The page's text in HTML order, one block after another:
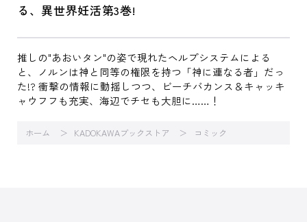
る、異世界妊活第3巻!
推しの"あおいタン"の姿で現れたヘルプシステムによる
と、ノルンは神と同等の権限を持つ「神に連なる者」だっ
た!? 衝撃の情報に動揺しつつ、ビーチバカンス＆キャッキ
ャウフフも充実、海辺でチセも大胆に……！
ホーム KADOKAWAブックストア コミック